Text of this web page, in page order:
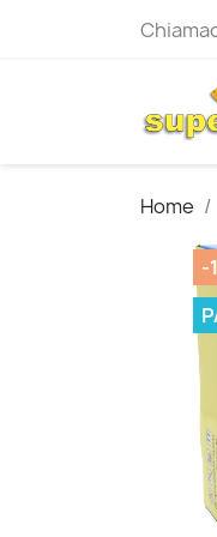
Home
-